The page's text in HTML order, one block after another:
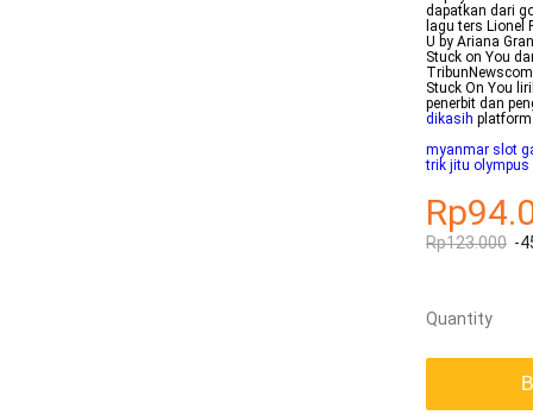
dapatkan dari
lagu ters Lionel
U by Ariana
Stuck on You
Stuck On You
penerbit dan
dikasih
myanmar slot
trik jitu olympus
Rp123.000 -
Quantity